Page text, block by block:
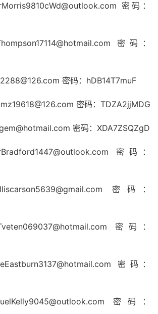
密码：
密码：
密码：hDB14T7muF
密码：TDZA2jjMDG
密码：XDA7ZSQZgD
密码：
密码：
密码：
密码：
密码：